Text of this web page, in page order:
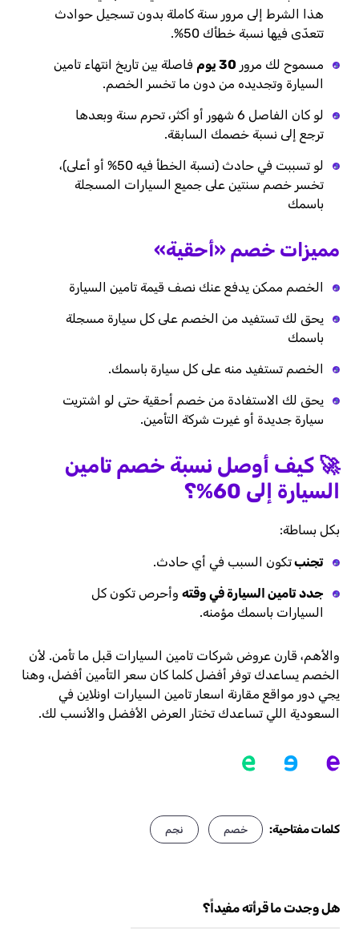
هذا الشرط إلى مرور سنة كاملة بدون تسجيل حوادث
تتعدّى فيها نسبة خطأك 50%.
مسموح لك مرور 30 يوم
فاصلة بين تاريخ انتهاء تامين
السيارة وتجديده من دون ما تخسر الخصم.
لو كان الفاصل 6 شهور أو أكثر، تحرم سنة وبعدها
ترجع إلى نسبة خصمك السابقة.
لو تسببت في حادث (نسبة الخطأ فيه 50% أو أعلى)،
تخسر خصم سنتين على جميع السيارات المسجلة
باسمك
مميزات خصم «أحقية»
الخصم ممكن يدفع عنك نصف قيمة تامين السيارة
يحق لك تستفيد من الخصم على كل سيارة مسجلة
باسمك
الخصم تستفيد منه على كل سيارة باسمك.
يحق لك الاستفادة من خصم أحقية حتى لو اشتريت
سيارة جديدة أو غيرت شركة التأمين.
🚀 كيف أوصل نسبة خصم تامين
السيارة إلى 60%؟
بكل بساطة:
تجنبتكون السبب في أي حادث.
جدد تامين السيارة في وقته وأحرص تكون كل
السيارات باسمك مؤمنه.
والأهم، قارن عروض شركات تامين السيارات قبل ما تأمن. لأن
الخصم يساعدك توفر أفضل كلما كان سعر التأمين أفضل، وهنا
يجي دور مواقع مقارنة اسعار تامين السيارات اونلاين في
السعودية اللي تساعدك تختار العرض الأفضل والأنسب لك.
كلمات مفتاحية: خصم نجم
هل وجدت ما قرأته مفيداً؟